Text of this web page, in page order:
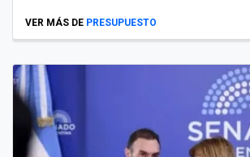
VER MÁS DE PRESUPUESTO